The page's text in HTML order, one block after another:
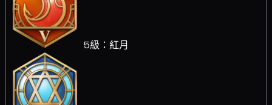
5級：紅月